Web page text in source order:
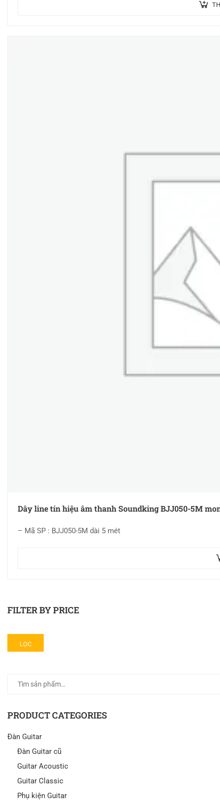
Dây line tín hiệu âm thanh Soundking BJJ050-5M
– Mã SP : BJJ050-5M dài 5 mét
FILTER BY PRICE
LỌC
PRODUCT CATEGORIES
Đàn Guitar
Đàn Guitar cũ
Guitar Acoustic
Guitar Classic
Phụ kiện Guitar